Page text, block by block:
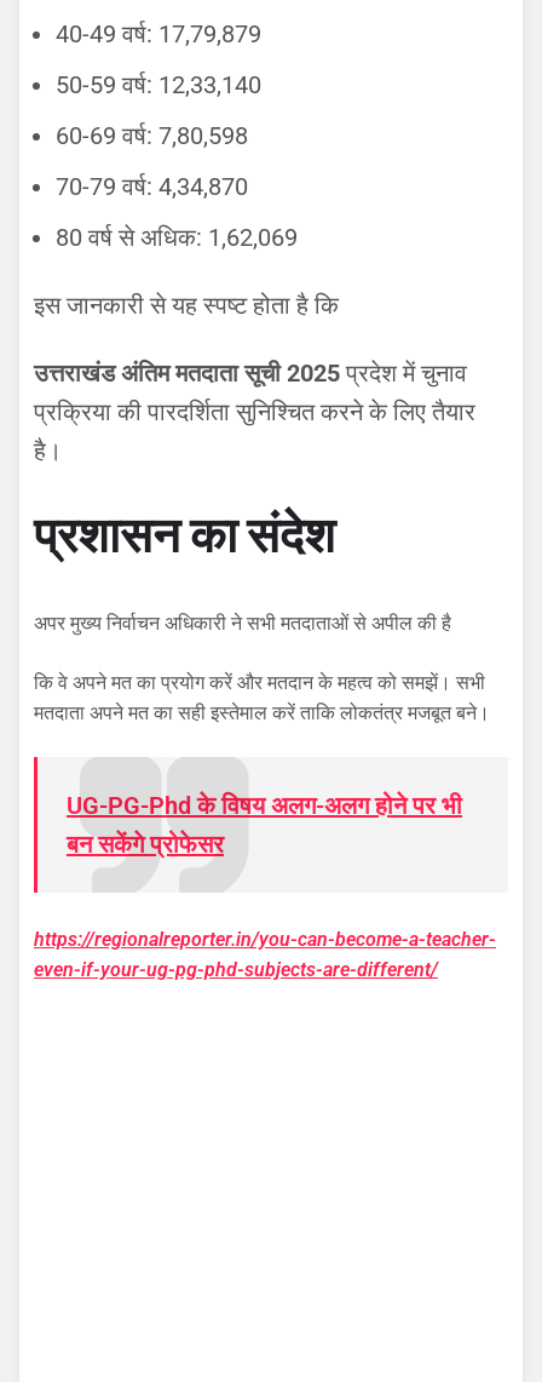
40-49 वर्ष: 17,79,879
50-59 वर्ष: 12,33,140
60-69 वर्ष: 7,80,598
70-79 वर्ष: 4,34,870
80 वर्ष से अधिक: 1,62,069
इस जानकारी से यह स्पष्ट होता है कि
उत्तराखंड अंतिम मतदाता सूची 2025प्रदेश में चुनाव
प्रक्रिया की पारदर्शिता सुनिश्चित करने के लिए तैयार
है।
प्रशासन का संदेश
अपर मुख्य निर्वाचन अधिकारी ने सभी मतदाताओं से अपील की है
कि वे अपने मत का प्रयोग करें और मतदान के महत्व को समझें। सभी
मतदाता अपने मत का सही इस्तेमाल करें ताकि लोकतंत्र मजबूत बने।
UG-PG-Phd के विषय अलग-अलग होने पर भी
बन सकेंगे प्रोफेसर
https://regionalreporter.in/you-can-become-a-teacher-
even-if-your-ug-pg-phd-subjects-are-different/